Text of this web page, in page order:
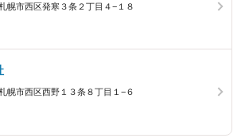
幌市西区発寒３条２丁目４−１８
幌市西区西野１３条８丁目１−６